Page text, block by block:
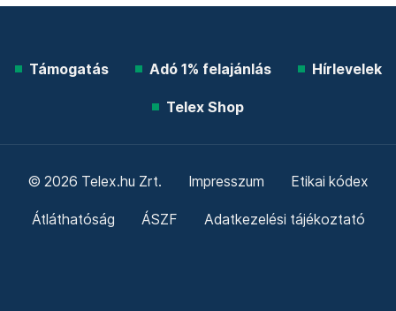
Támogatás Adó 1% felajánlás Hírlevelek
Telex Shop
© 2026 Telex.hu Zrt. Impresszum Etikai kódex
Átláthatóság ÁSZF Adatkezelési tájékoztató